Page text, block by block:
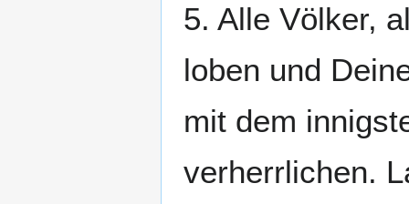
5. Alle Völker,
loben und
mit dem
verherrlichen.